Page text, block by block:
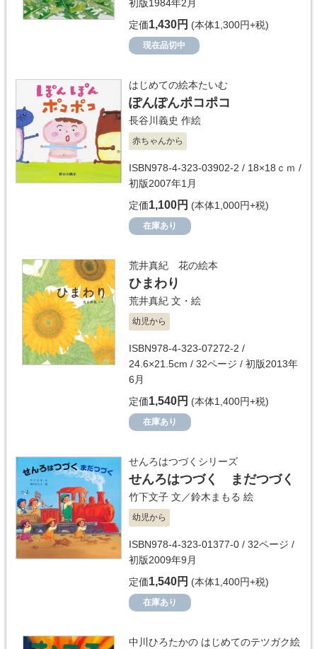
初版1984年2月
定価1,430円 (本体1,300円+税)
現在品切中
はじめての絵本たいむ
ぽんぽんポコポコ
長谷川義史 作絵
赤ちゃんから
ISBN978-4-323-03902-2 / 18×18ｃｍ /
初版2007年1月
定価1,100円 (本体1,000円+税)
在庫あり
荒井真紀 花の絵本
ひまわり
荒井真紀 文・絵
幼児から
ISBN978-4-323-07272-2 /
24.6×21.5cm / 32ページ / 初版2013年
6月
定価1,540円 (本体1,400円+税)
在庫あり
せんろはつづくシリーズ
せんろはつづく まだつづく
竹下文子 文／鈴木まもる 絵
幼児から
ISBN978-4-323-01377-0 / 32ページ /
初版2009年9月
定価1,540円 (本体1,400円+税)
在庫あり
中川ひろたかの はじめてのテツガク絵